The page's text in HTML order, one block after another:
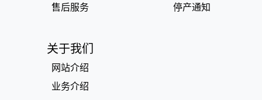
售后服务
停产通知
关于我们
网站介绍
业务介绍